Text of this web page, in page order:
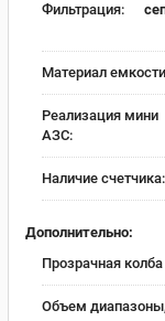
Фильтрация:
Материал
Реализация мини
АЗС:
Наличие счетчика:
Дополнительно:
Прозрачная
Объем